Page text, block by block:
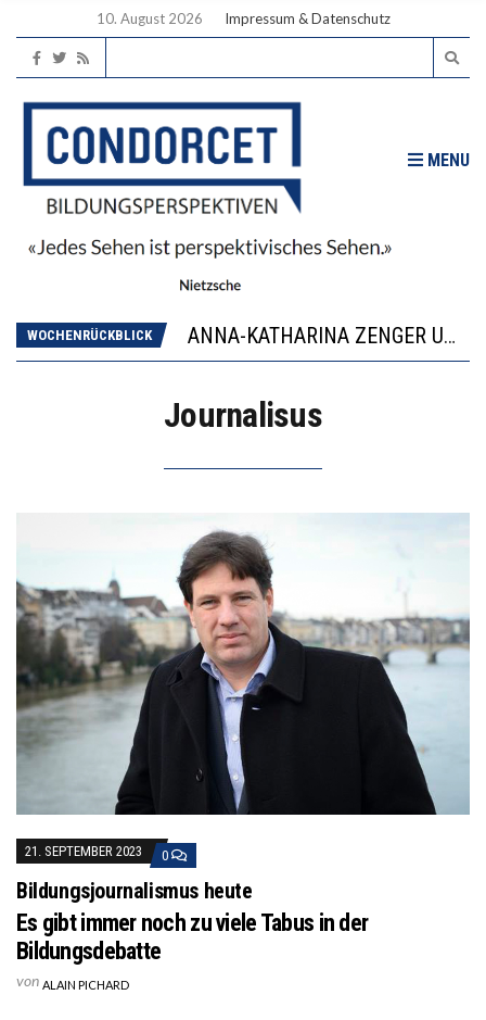
10. August 2026 Impressum & Datenschutz
MENU
WOCHENRÜCKBLICK
ANNA-KATHARINA ZENGER UND IHRE VERFASSUNGSKENNTNISSE
“VIEL ZU VIELE SCHÜLER, DIE GEMESSEN AN IHREN FÄHIGKEITEN GAR NICHT ANS GYMNASIUM GEHÖREN”
Journalisus
21. SEPTEMBER 2023 0
Bildungsjournalismus heute
Es gibt immer noch zu viele Tabus in der
Bildungsdebatte
von ALAIN PICHARD